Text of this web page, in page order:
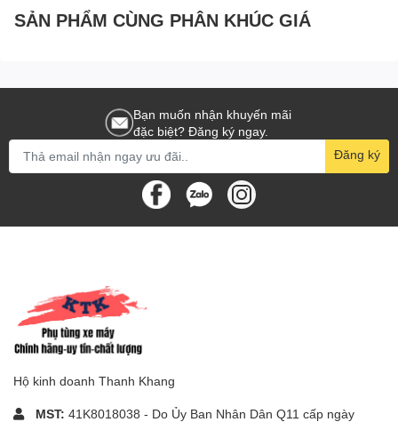
#chính_hãng_yamaha #chinhhangyamaha #chinh_hang_yamaha
SẢN PHẨM CÙNG PHÂN KHÚC GIÁ
Bạn muốn nhận khuyến mãi
đặc biệt? Đăng ký ngay.
Đăng ký
Hộ kinh doanh Thanh Khang
MST: 41K8018038 - Do Ủy Ban Nhân Dân Q11 cấp ngày